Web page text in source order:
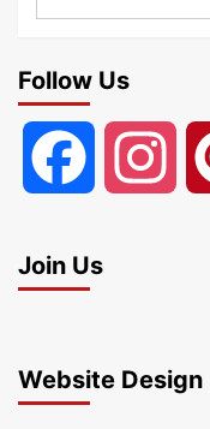
Follow Us
Facebook
Join Us
Website Design